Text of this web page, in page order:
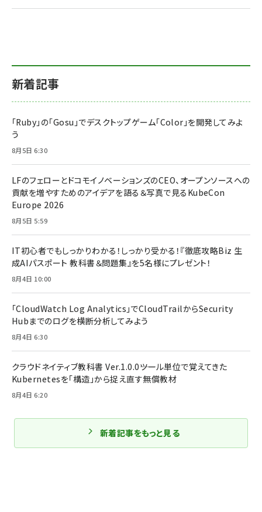
新着記事
「Ruby」の「Gosu」でデスクトップゲーム「Color」を開発してみよ
う
8月5日 6:30
LFのフェローとドコモイノベーションズのCEO、オープンソースへの
貢献を増やすためのアイデアを語る＆写真で見るKubeCon
Europe 2026
8月5日 5:59
IT初心者でもしっかりわかる！しっかり受かる！『徹底攻略Biz 生
成AIパスポート 教科書＆問題集』を5名様にプレゼント！
8月4日 10:00
「CloudWatch Log Analytics」でCloudTrailからSecurity
Hubまでのログを横断分析してみよう
8月4日 6:30
クラウドネイティブ教科書 Ver.1.0.0――ツール単位で覚えてきた
Kubernetesを「構造」から捉え直す無償教材
8月4日 6:20
新着記事をもっと見る